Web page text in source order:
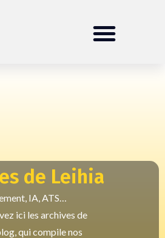
de Leihia
IA, ATS…
ici les archives de
qui compile nos